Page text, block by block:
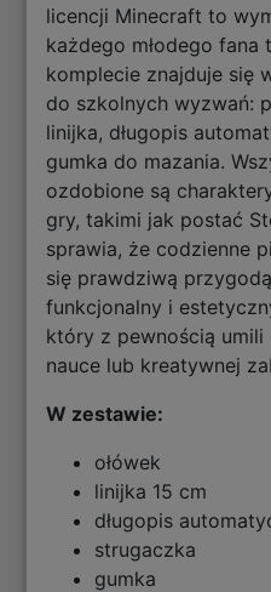
licencji Minecraft to
każdego młodego fana
komplecie znajduje się
do szkolnych wyzwań:
linijka, długopis
gumka do mazania.
ozdobione są
gry, takimi jak postać
sprawia, że codzienne
się prawdziwą
funkcjonalny i
który z pewnością umili
nauce lub kreatywnej
W zestawie:
ołówek
linijka 15 cm
długopis
strugaczka
gumka